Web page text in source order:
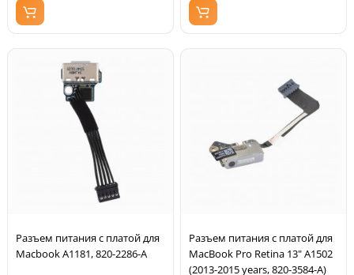
Разъем питания с платой для
Macbook A1181, 820-2286-A
Разъем питания с платой для
MacBook Pro Retina 13" A1502
(2013-2015 years, 820-3584-A)